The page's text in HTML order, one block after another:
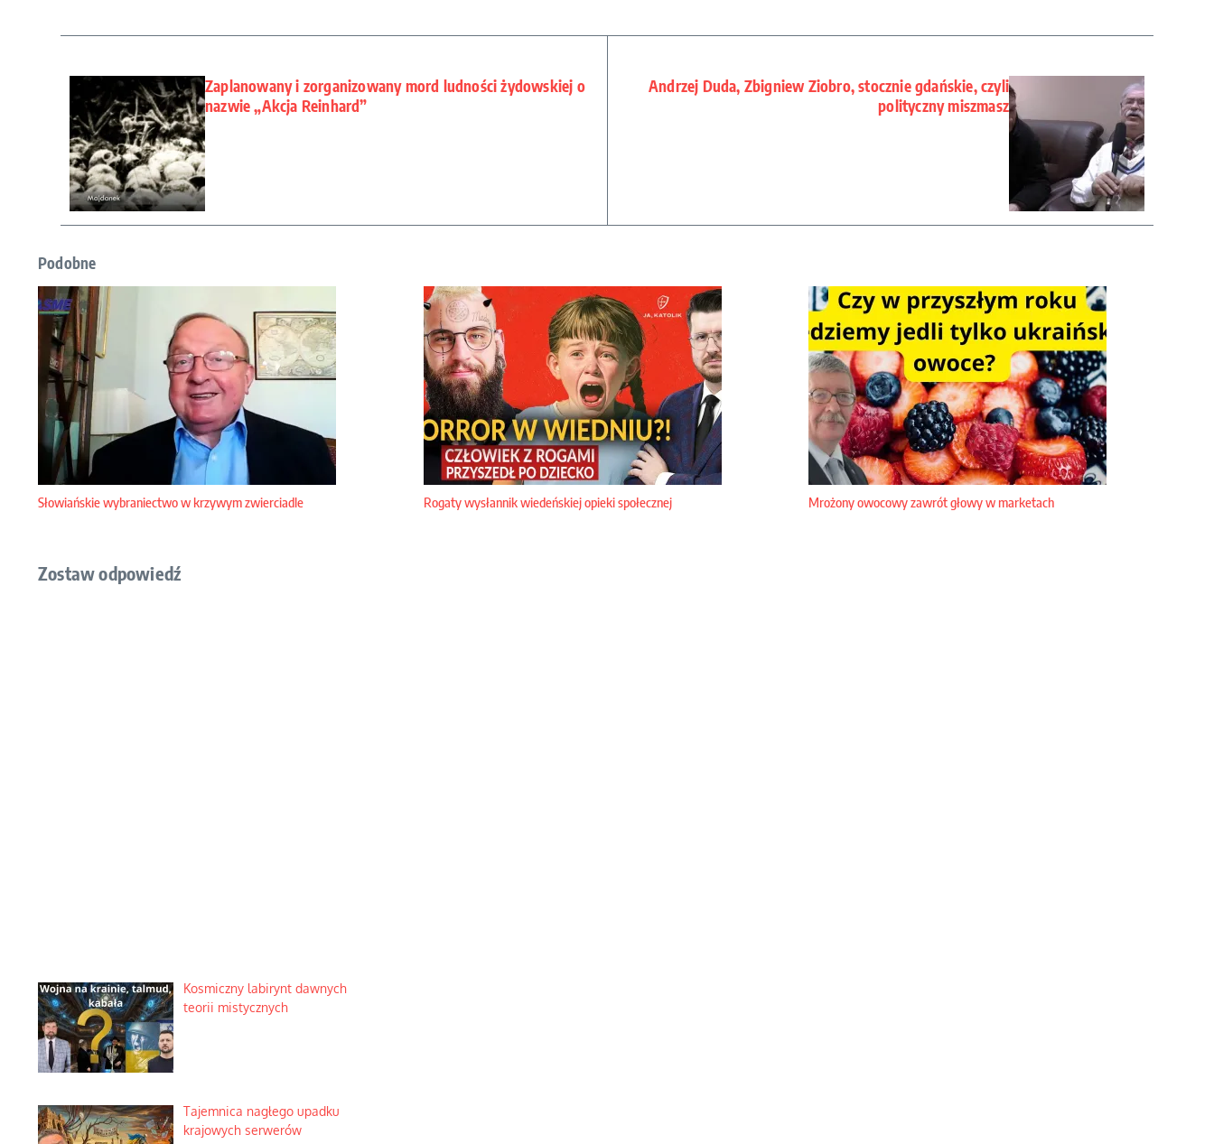
Zaplanowany i zorganizowany mord ludności żydowskiej o
nazwie „Akcja Reinhard”
Andrzej Duda, Zbigniew Ziobro, stocznie gdańskie, czyli
polityczny miszmasz
Podobne
Słowiańskie wybraniectwo w krzywym zwierciadle Rogaty wysłannik wiedeńskiej opieki społecznej Mrożony owocowy zawrót głowy w marketach
Zostaw odpowiedź
Kosmiczny labirynt dawnych
teorii mistycznych
Tajemnica nagłego upadku
krajowych serwerów